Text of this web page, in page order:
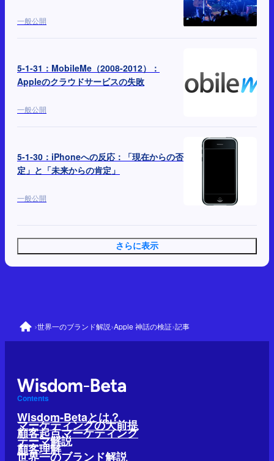
一般公開
5-1-31：MobileMe（2008-2012）：
Appleのクラウドサービスの失敗
一般公開
5-1-30：iPhoneへの反応：「現在からの否
定」と「未来からの肯定」
一般公開
さらに表示
›世界一のブランド解説›Apple 神話の検証›記事
Contents
Wisdom-Betaとは？
マーケティングの大前提
顧客起点マーケティング
テーマ解説
顧客理解
世界一のブランド解説